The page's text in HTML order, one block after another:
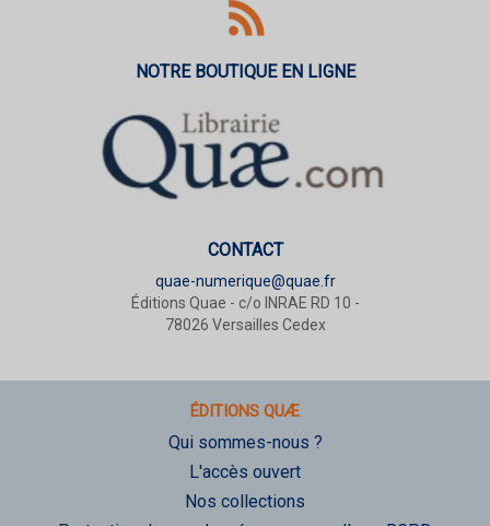
NOTRE BOUTIQUE EN LIGNE
CONTACT
quae-numerique@quae.fr
Éditions Quae - c/o INRAE RD 10 -
78026 Versailles Cedex
ÉDITIONS QUÆ
Qui sommes-nous ?
L'accès ouvert
Nos collections